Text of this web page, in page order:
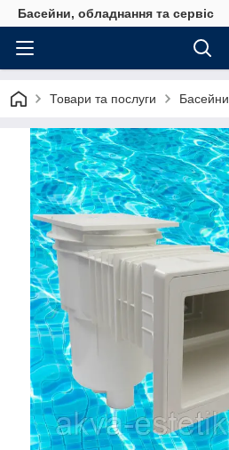
Басейни, обладнання та сервіс
Товари та послуги Басейни